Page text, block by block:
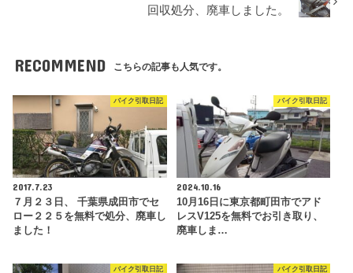
回収処分、廃車しました。
RECOMMEND こちらの記事も人気です。
バイク引取日記
2017.7.23
７月２３日、 千葉県成田市でセ
ロー２２５を無料で処分、廃車し
ました！
バイク引取日記
2024.10.16
10月16日に東京都町田市でアド
レスV125を無料でお引き取り、
廃車しま…
バイク引取日記 バイク引取日記